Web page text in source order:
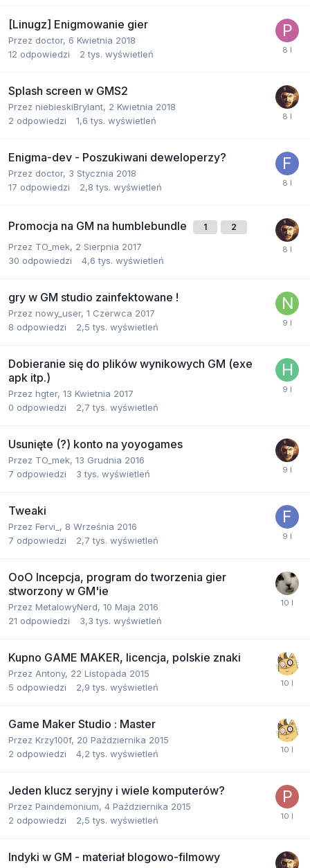
[Linugz] Enigmowanie gier
Przez doctor, 6 Kwietnia 2018
12 odpowiedzi 2 tys. wyświetleń
Splash screen w GMS2
Przez niebieskiBrylant, 2 Kwietnia 2018
2 odpowiedzi 1,6 tys. wyświetleń
Enigma-dev - Poszukiwani deweloperzy?
Przez doctor, 3 Stycznia 2018
17 odpowiedzi 2,8 tys. wyświetleń
Promocja na GM na humblebundle 1 2
Przez TO_mek, 2 Sierpnia 2017
30 odpowiedzi 4,6 tys. wyświetleń
gry w GM studio zainfektowane !
Przez nowy_user, 1 Czerwca 2017
8 odpowiedzi 2,5 tys. wyświetleń
Dobieranie się do plików wynikowych GM (exe
apk itp.)
Przez hgter, 13 Kwietnia 2017
0 odpowiedzi 2,7 tys. wyświetleń
Usunięte (?) konto na yoyogames
Przez TO_mek, 13 Grudnia 2016
7 odpowiedzi 3 tys. wyświetleń
Tweaki
Przez Fervi_ , 8 Września 2016
7 odpowiedzi 2,7 tys. wyświetleń
OoO Incepcja, program do tworzenia gier
stworzony w GM'ie
Przez MetalowyNerd, 10 Maja 2016
21 odpowiedzi 3,3 tys. wyświetleń
Kupno GAME MAKER, licencja, polskie znaki
Przez Antony, 22 Listopada 2015
5 odpowiedzi 2,9 tys. wyświetleń
Game Maker Studio : Master
Przez Krzy100f, 20 Października 2015
2 odpowiedzi 4,2 tys. wyświetleń
Jeden klucz seryjny i wiele komputerów?
Przez Paindemonium, 4 Października 2015
2 odpowiedzi 2,5 tys. wyświetleń
Indyki w GM - materiał blogowo-filmowy